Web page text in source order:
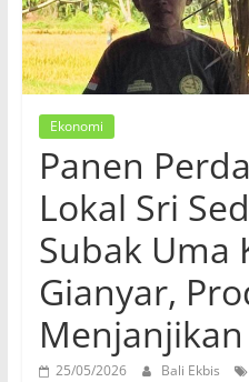
Ekonomi
Panen
Lokal Sri
Subak Uma
Gianyar,
Menjanjikan
25/05/2026 Bali Ekbis